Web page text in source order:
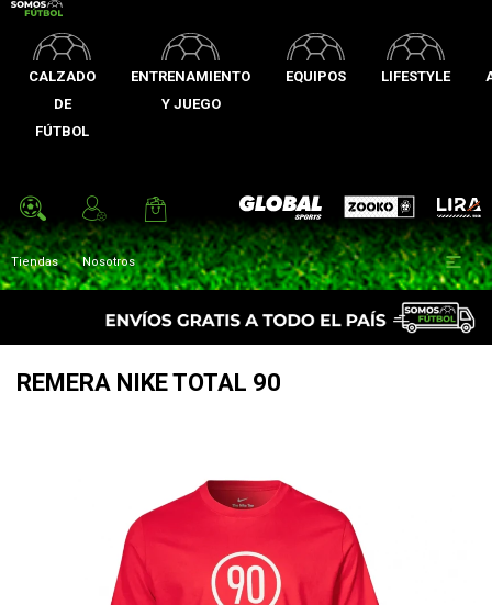
CALZADO
DE
FÚTBOL
ENTRENAMIENTO
Y JUEGO
EQUIPOS LIFESTYLE
Global Sports Zooko Lira
Tiendas Nosotros 
REMERA NIKE TOTAL 90